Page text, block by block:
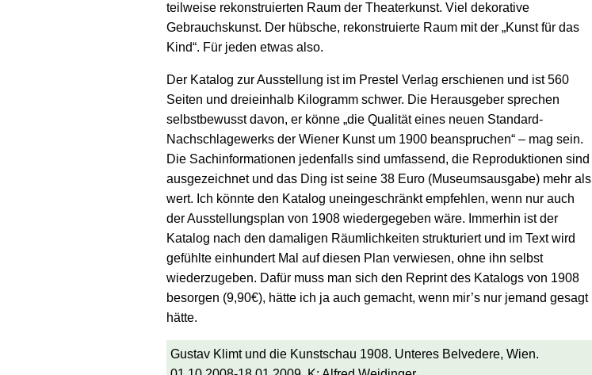
teilweise rekonstruierten Raum der Theaterkunst. Viel dekorative
Gebrauchskunst. Der hübsche, rekonstruierte Raum mit der „Kunst für das
Kind“. Für jeden etwas also.
Der Katalog zur Ausstellung ist im Prestel Verlag erschienen und ist 560
Seiten und dreieinhalb Kilogramm schwer. Die Herausgeber sprechen
selbstbewusst davon, er könne „die Qualität eines neuen Standard-
Nachschlagewerks der Wiener Kunst um 1900 beanspruchen“ – mag sein.
Die Sachinformationen jedenfalls sind umfassend, die Reproduktionen sind
ausgezeichnet und das Ding ist seine 38 Euro (Museumsausgabe) mehr als
wert. Ich könnte den Katalog uneingeschränkt empfehlen, wenn nur auch
der Ausstellungsplan von 1908 wiedergegeben wäre. Immerhin ist der
Katalog nach den damaligen Räumlichkeiten strukturiert und im Text wird
gefühlte einhundert Mal auf diesen Plan verwiesen, ohne ihn selbst
wiederzugeben. Dafür muss man sich den Reprint des Katalogs von 1908
besorgen (9,90€), hätte ich ja auch gemacht, wenn mir’s nur jemand gesagt
hätte.
Gustav Klimt und die Kunstschau 1908. Unteres Belvedere, Wien.